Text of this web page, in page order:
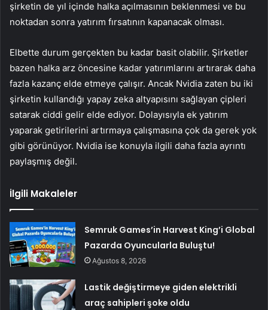
şirketin de yıl içinde halka açılmasının beklenmesi ve bu
noktadan sonra yatırım fırsatının kapanacak olması.
Elbette durum gerçekten bu kadar basit olabilir. Şirketler
bazen halka arz öncesine kadar yatırımlarını artırarak daha
fazla kazanç elde etmeye çalışır. Ancak Nvidia zaten bu iki
şirketin kullandığı yapay zeka altyapısını sağlayan çipleri
satarak ciddi gelir elde ediyor. Dolayısıyla ek yatırım
yaparak getirilerini artırmaya çalışmasına çok da gerek yok
gibi görünüyor. Nvidia ise konuyla ilgili daha fazla ayrıntı
paylaşmış değil.
İlgili Makaleler
Semruk Games’in Harvest King’i Global
Pazarda Oyuncularla Buluştu!
Ağustos 8, 2026
Lastik değiştirmeye giden elektrikli
araç sahipleri şoke oldu